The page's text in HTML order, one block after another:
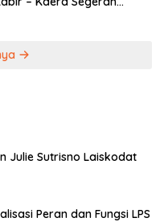
Julie Sutrisno Laiskodat
Peran dan Fungsi LPS